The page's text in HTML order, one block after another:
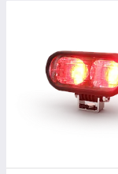
Маркерные
Линия
грейдеры,
Линия обозначает
действия техники,